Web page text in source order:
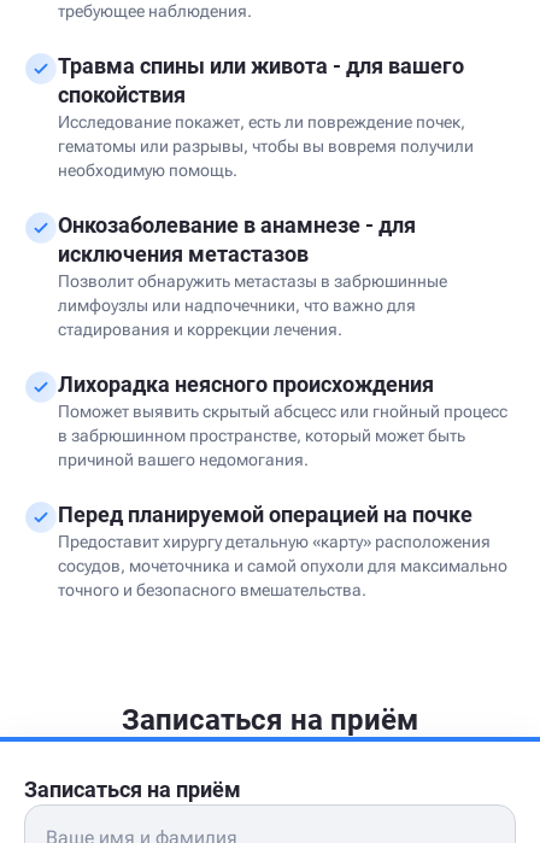
требующее наблюдения.
Травма спины или живота - для вашего
спокойствия
Исследование покажет, есть ли повреждение почек,
гематомы или разрывы, чтобы вы вовремя получили
необходимую помощь.
Онкозаболевание в анамнезе - для
исключения метастазов
Позволит обнаружить метастазы в забрюшинные
лимфоузлы или надпочечники, что важно для
стадирования и коррекции лечения.
Лихорадка неясного происхождения
Поможет выявить скрытый абсцесс или гнойный процесс
в забрюшинном пространстве, который может быть
причиной вашего недомогания.
Перед планируемой операцией на почке
Предоставит хирургу детальную «карту» расположения
сосудов, мочеточника и самой опухоли для максимально
точного и безопасного вмешательства.
Записаться на приём
Записаться на приём